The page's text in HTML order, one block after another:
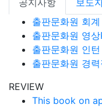
공지사항
보도
출판문화원 회
출판문화원 영
출판문화원 인
출판문화원 경
REVIEW
This book on